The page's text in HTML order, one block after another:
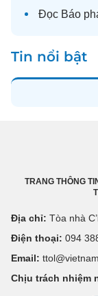
Đọc Báo
Tin nổi bật
TRANG THÔNG
Địa chỉ: Tòa nhà
Điện thoại: 094
Email:
Chịu trách nhiệm